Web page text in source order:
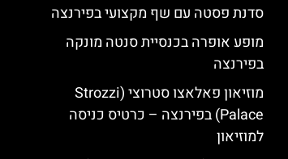
סדנת פסטה עם שף מקצועי בפירנצה
מופע אופרה בכנסיית סנטה מונקה
בפירנצה
מוזיאון פאלאצו סטרוצי (Strozzi
Palace) בפירנצה – כרטיס כניסה
למוזיאון